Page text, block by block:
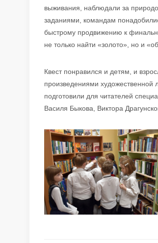
выживания, наблюдали за
заданиями, командам
быстрому продвижению к
не только найти «золото», но и
Квест понравился и детям, и
произведениями художественной
подготовили для читателей
Василя Быкова, Виктора